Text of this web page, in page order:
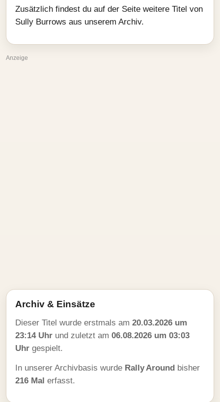
Zusätzlich findest du auf der Seite weitere Titel von
Sully Burrows aus unserem Archiv.
Anzeige
Archiv & Einsätze
Dieser Titel wurde erstmals am 20.03.2026 um
23:14 Uhr und zuletzt am 06.08.2026 um 03:03
Uhr gespielt.
In unserer Archivbasis wurde Rally Around bisher
216 Mal erfasst.